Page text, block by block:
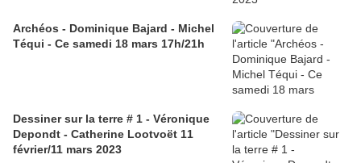
Archéos - Dominique Bajard - Michel
Téqui - Ce samedi 18 mars 17h/21h
Dessiner sur la terre # 1 - Véronique
Depondt - Catherine Lootvoët 11
février/11 mars 2023